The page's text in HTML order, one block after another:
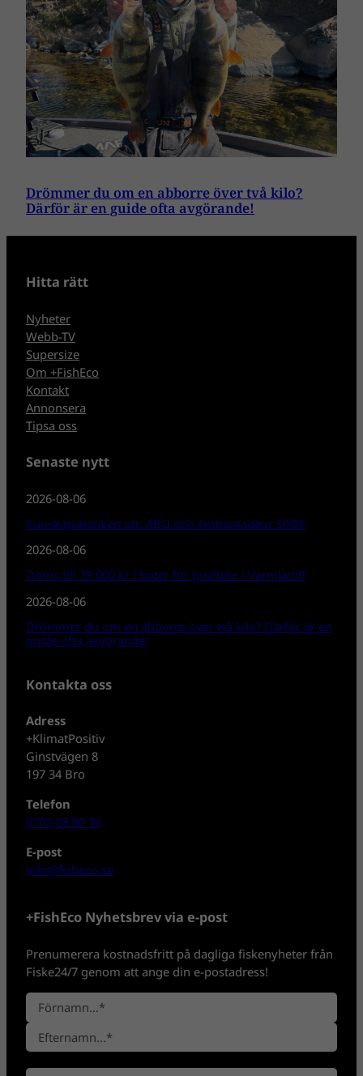
Drömmer du om en abborre över två kilo?
Därför är en guide ofta avgörande!
Hitta rätt
Nyheter
Webb-TV
Supersize
Om +FishEco
Kontakt
Annonsera
Tipsa oss
Senaste nytt
2026-08-06
Kunskapsbanken om ABU och Ambassadeur 5000!
2026-08-06
Döms till 39 000 kr i böter för tjuvfiske i Värmland!
2026-08-06
Drömmer du om en abborre över två kilo? Därför är en
guide ofta avgörande!
Kontakta oss
Adress
+KlimatPositiv
Ginstvägen 8
197 34 Bro
Telefon
0702-08 80 30
E-post
info@fisheco.se
+FishEco Nyhetsbrev via e-post
Prenumerera kostnadsfritt på dagliga fiskenyheter från
Fiske24/7 genom att ange din e-postadress!
N
a
n
*
F
ö
r